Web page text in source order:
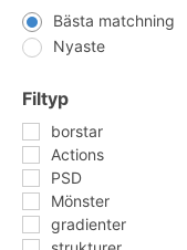
Bästa matchning
Nyaste
Filtyp
borstar
Actions
PSD
Mönster
gradienter